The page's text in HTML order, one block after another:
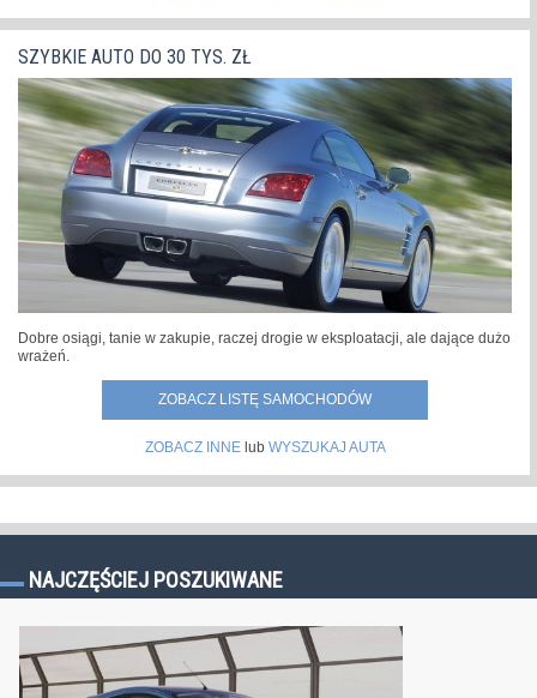
SZYBKIE AUTO DO 30 TYS. ZŁ
Dobre osiągi, tanie w zakupie, raczej drogie w eksploatacji, ale dające dużo
wrażeń.
ZOBACZ LISTĘ SAMOCHODÓW
ZOBACZ INNElub WYSZUKAJ AUTA
NAJCZĘŚCIEJ POSZUKIWANE